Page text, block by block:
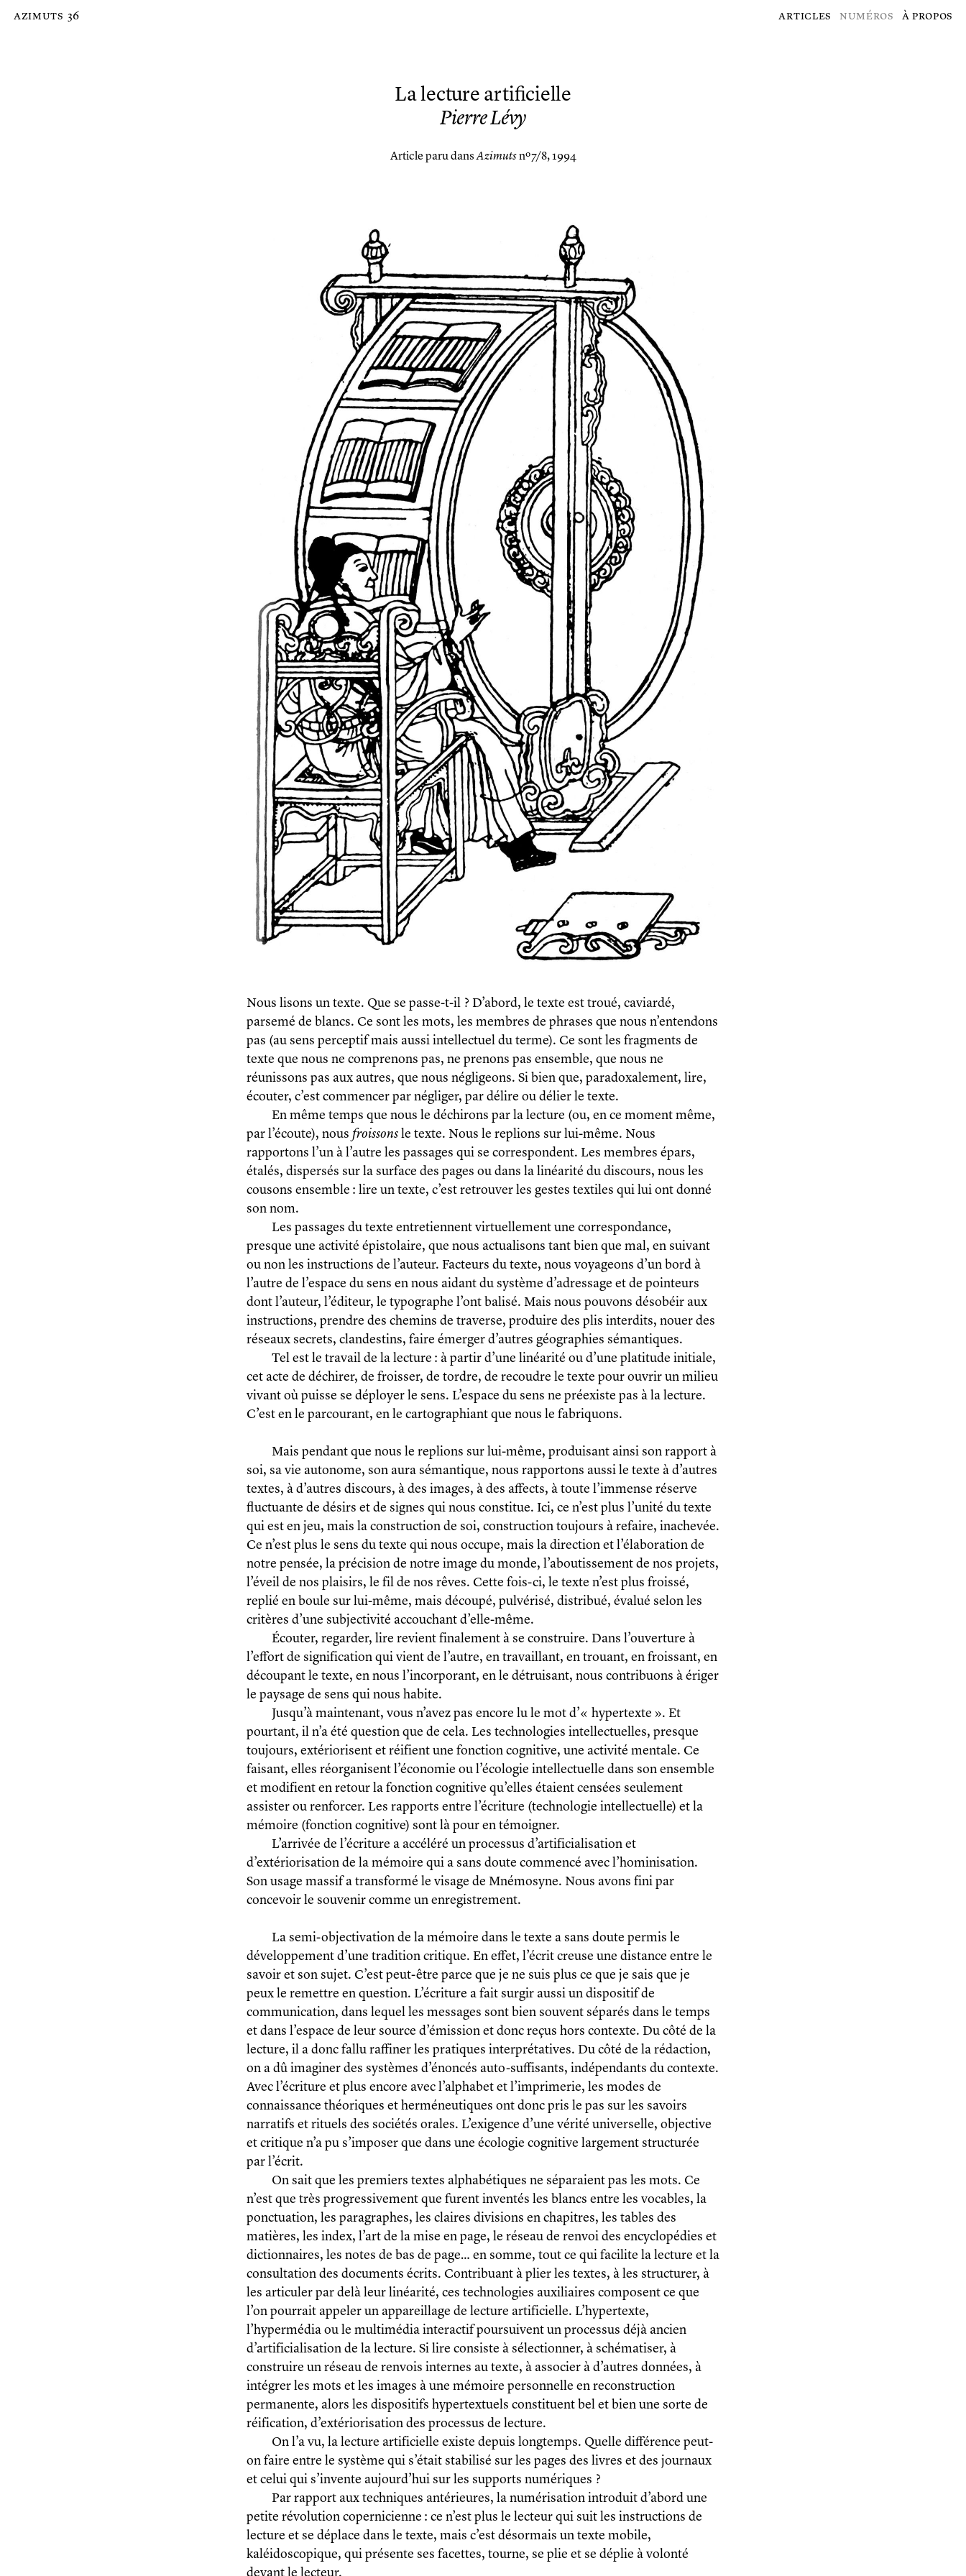
azimuts 36 articles numéros à propos
La lecture artificielle
Pierre Lévy
Article paru dansAzimutsnº 7/8, 1994
Nous lisons un texte. Que se passe-t-il ? D’abord, le texte est troué, caviardé,
parsemé de blancs. Ce sont les mots, les membres de phrases que nous n’entendons
pas (au sens perceptif mais aussi intellectuel du terme). Ce sont les fragments de
texte que nous ne comprenons pas, ne prenons pas ensemble, que nous ne
réunissons pas aux autres, que nous négligeons. Si bien que, paradoxalement, lire,
écouter, c’est commencer par négliger, par délire ou délier le texte.
En même temps que nous le déchirons par la lecture (ou, en ce moment même,
par l’écoute), nous froissons le texte. Nous le replions sur lui-même. Nous
rapportons l’un à l’autre les passages qui se correspondent. Les membres épars,
étalés, dispersés sur la surface des pages ou dans la linéarité du discours, nous les
cousons ensemble : lire un texte, c’est retrouver les gestes textiles qui lui ont donné
son nom.
Les passages du texte entretiennent virtuellement une correspondance,
presque une activité épistolaire, que nous actualisons tant bien que mal, en suivant
ou non les instructions de l’auteur. Facteurs du texte, nous voyageons d’un bord à
l’autre de l’espace du sens en nous aidant du système d’adressage et de pointeurs
dont l’auteur, l’éditeur, le typographe l’ont balisé. Mais nous pouvons désobéir aux
instructions, prendre des chemins de traverse, produire des plis interdits, nouer des
réseaux secrets, clandestins, faire émerger d’autres géographies sémantiques.
Tel est le travail de la lecture : à partir d’une linéarité ou d’une platitude initiale,
cet acte de déchirer, de froisser, de tordre, de recoudre le texte pour ouvrir un milieu
vivant où puisse se déployer le sens. L’espace du sens ne préexiste pas à la lecture.
C’est en le parcourant, en le cartographiant que nous le fabriquons.
Mais pendant que nous le replions sur lui-même, produisant ainsi son rapport à
soi, sa vie autonome, son aura sémantique, nous rapportons aussi le texte à d’autres
textes, à d’autres discours, à des images, à des affects, à toute l’immense réserve
fluctuante de désirs et de signes qui nous constitue. Ici, ce n’est plus l’unité du texte
qui est en jeu, mais la construction de soi, construction toujours à refaire, inachevée.
Ce n’est plus le sens du texte qui nous occupe, mais la direction et l’élaboration de
notre pensée, la précision de notre image du monde, l’aboutissement de nos projets,
l’éveil de nos plaisirs, le fil de nos rêves. Cette fois-ci, le texte n’est plus froissé,
replié en boule sur lui-même, mais découpé, pulvérisé, distribué, évalué selon les
critères d’une subjectivité accouchant d’elle-même.
Écouter, regarder, lire revient finalement à se construire. Dans l’ouverture à
l’effort de signification qui vient de l’autre, en travaillant, en trouant, en froissant, en
découpant le texte, en nous l’incorporant, en le détruisant, nous contribuons à ériger
le paysage de sens qui nous habite.
Jusqu’à maintenant, vous n’avez pas encore lu le mot d’« hypertexte ». Et
pourtant, il n’a été question que de cela. Les technologies intellectuelles, presque
toujours, extériorisent et réifient une fonction cognitive, une activité mentale. Ce
faisant, elles réorganisent l’économie ou l’écologie intellectuelle dans son ensemble
et modifient en retour la fonction cognitive qu’elles étaient censées seulement
assister ou renforcer. Les rapports entre l’écriture (technologie intellectuelle) et la
mémoire (fonction cognitive) sont là pour en témoigner.
L’arrivée de l’écriture a accéléré un processus d’artificialisation et
d’extériorisation de la mémoire qui a sans doute commencé avec l’hominisation.
Son usage massif a transformé le visage de Mnémosyne. Nous avons fini par
concevoir le souvenir comme un enregistrement.
La semi-objectivation de la mémoire dans le texte a sans doute permis le
développement d’une tradition critique. En effet, l’écrit creuse une distance entre le
savoir et son sujet. C’est peut-être parce que je ne suis plus ce que je sais que je
peux le remettre en question. L’écriture a fait surgir aussi un dispositif de
communication, dans lequel les messages sont bien souvent séparés dans le temps
et dans l’espace de leur source d’émission et donc reçus hors contexte. Du côté de la
lecture, il a donc fallu raffiner les pratiques interprétatives. Du côté de la rédaction,
on a dû imaginer des systèmes d’énoncés auto-suffisants, indépendants du contexte.
Avec l’écriture et plus encore avec l’alphabet et l’imprimerie, les modes de
connaissance théoriques et herméneutiques ont donc pris le pas sur les savoirs
narratifs et rituels des sociétés orales. L’exigence d’une vérité universelle, objective
et critique n’a pu s’imposer que dans une écologie cognitive largement structurée
par l’écrit.
On sait que les premiers textes alphabétiques ne séparaient pas les mots. Ce
n’est que très progressivement que furent inventés les blancs entre les vocables, la
ponctuation, les paragraphes, les claires divisions en chapitres, les tables des
matières, les index, l’art de la mise en page, le réseau de renvoi des encyclopédies et
dictionnaires, les notes de bas de page… en somme, tout ce qui facilite la lecture et la
consultation des documents écrits. Contribuant à plier les textes, à les structurer, à
les articuler par delà leur linéarité, ces technologies auxiliaires composent ce que
l’on pourrait appeler un appareillage de lecture artificielle. L’hypertexte,
l’hypermédia ou le multimédia interactif poursuivent un processus déjà ancien
d’artificialisation de la lecture. Si lire consiste à sélectionner, à schématiser, à
construire un réseau de renvois internes au texte, à associer à d’autres données, à
intégrer les mots et les images à une mémoire personnelle en reconstruction
permanente, alors les dispositifs hypertextuels constituent bel et bien une sorte de
réification, d’extériorisation des processus de lecture.
On l’a vu, la lecture artificielle existe depuis longtemps. Quelle différence peut-
on faire entre le système qui s’était stabilisé sur les pages des livres et des journaux
et celui qui s’invente aujourd’hui sur les supports numériques ?
Par rapport aux techniques antérieures, la numérisation introduit d’abord une
petite révolution copernicienne : ce n’est plus le lecteur qui suit les instructions de
lecture et se déplace dans le texte, mais c’est désormais un texte mobile,
kaléidoscopique, qui présente ses facettes, tourne, se plie et se déplie à volonté
devant le lecteur.